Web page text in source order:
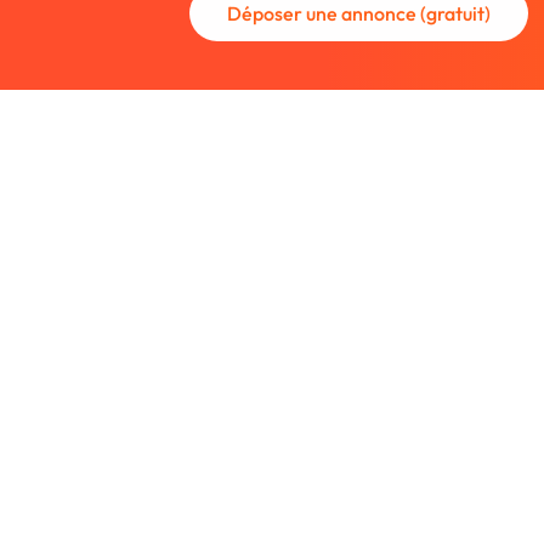
Déposer une annonce (gratuit)